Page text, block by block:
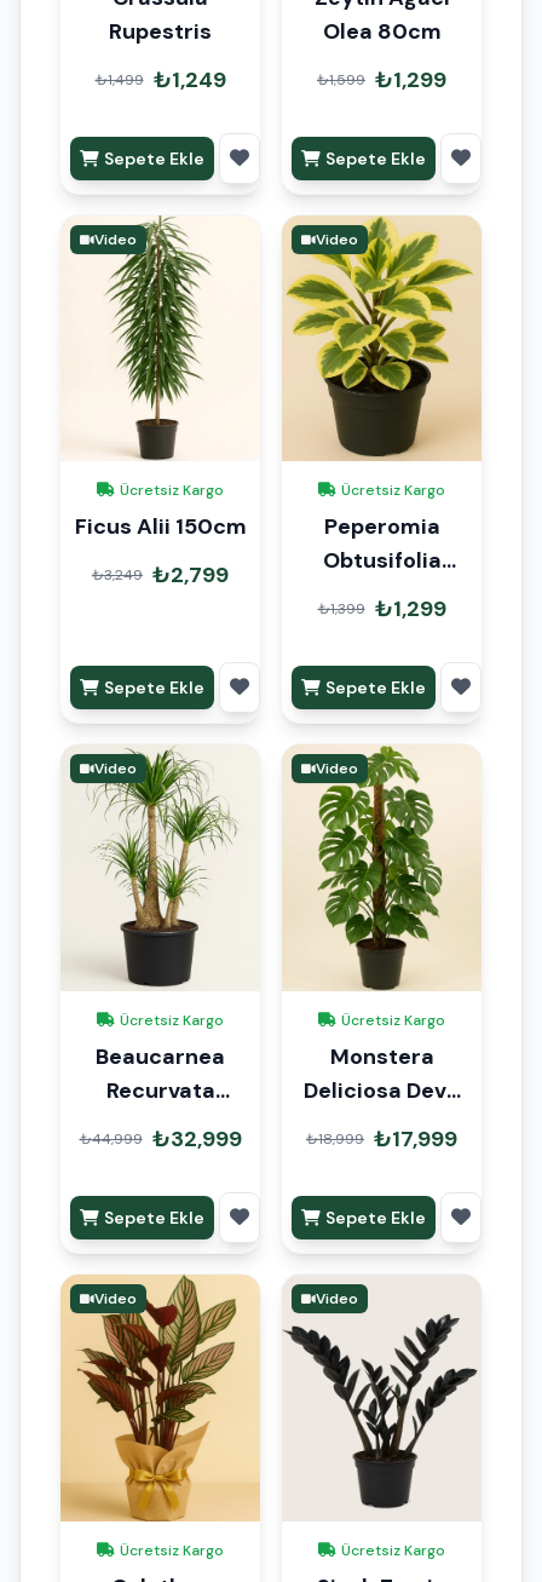
Rupestris
₺1,499 ₺1,249
Sepete Ekle
Olea 80cm
₺1,599 ₺1,299
Sepete Ekle
Video
Ücretsiz Kargo
Ficus Alii 150cm
₺3,249 ₺2,799
Sepete Ekle
Video
Ücretsiz Kargo
Peperomia
Obtusifolia
Albomarginata
₺1,399 ₺1,299
Sepete Ekle
Video
Ücretsiz Kargo
Beaucarnea
Recurvata
Nolina Fil Ayağı
₺44,999 ₺32,999
Sepete Ekle
Video
Ücretsiz Kargo
Monstera
Deliciosa Deve
Tabanı 170cm
Mons Çubuklu
₺18,999 ₺17,999
Sepete Ekle
Video
Ücretsiz Kargo
Video
Ücretsiz Kargo